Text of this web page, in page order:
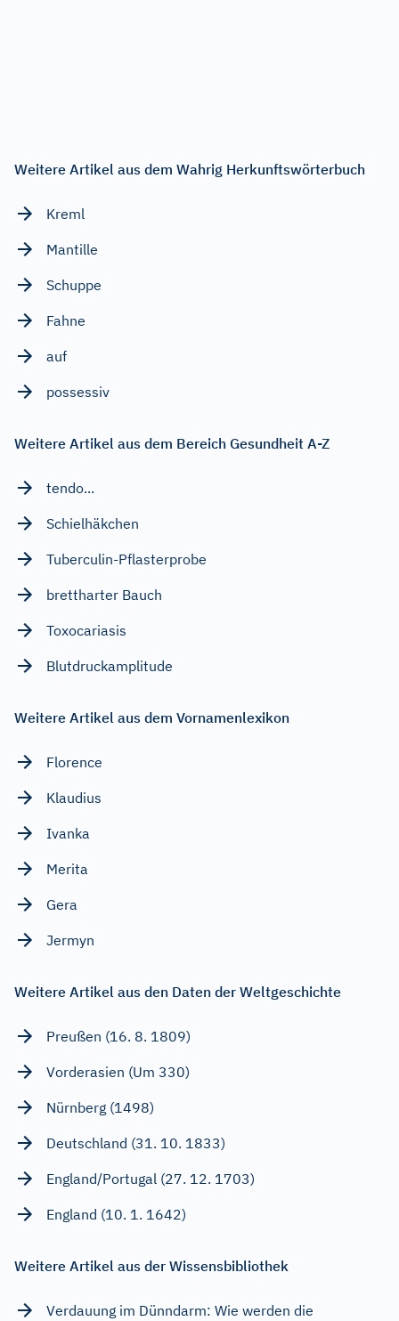
Weitere Artikel aus dem Wahrig Herkunftswörterbuch
Kreml
Mantille
Schuppe
Fahne
auf
possessiv
Weitere Artikel aus dem Bereich Gesundheit A-Z
tendo...
Schielhäkchen
Tuberculin-Pflasterprobe
brettharter Bauch
Toxocariasis
Blutdruckamplitude
Weitere Artikel aus dem Vornamenlexikon
Florence
Klaudius
Ivanka
Merita
Gera
Jermyn
Weitere Artikel aus den Daten der Weltgeschichte
Preußen (16. 8. 1809)
Vorderasien (Um 330)
Nürnberg (1498)
Deutschland (31. 10. 1833)
England/Portugal (27. 12. 1703)
England (10. 1. 1642)
Weitere Artikel aus der Wissensbibliothek
Verdauung im Dünndarm: Wie werden die